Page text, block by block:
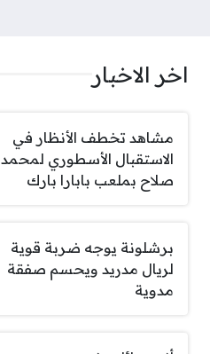
اخر الاخبار
مشاهد تخطف الأنظار في
الاستقبال الأسطوري لمحمد
صلاح بملعب بابارا بارك
برشلونة يوجه ضربة قوية
لريال مدريد ويحسم صفقة
مدوية